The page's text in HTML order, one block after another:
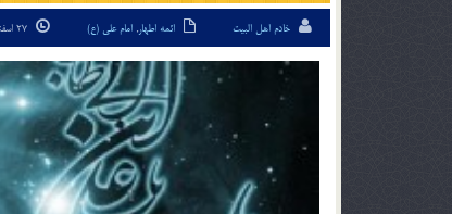
خادم اهل البیت ائمه اطهار, امام علی (ع)